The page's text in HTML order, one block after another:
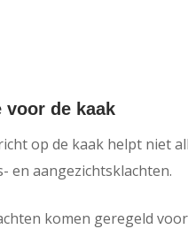
voor de kaak
op de kaak helpt niet
en aangezichtsklachten.
komen geregeld